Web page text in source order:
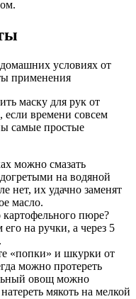
маску для рук от
времени совсем
самые простые
можно смазать
на водяной
нет, их удачно заменят
масло.
картофельного пюре?
на ручки, а через 5
«попки» и шкурки от
можно протереть
овощ можно
мякоть на мелкой